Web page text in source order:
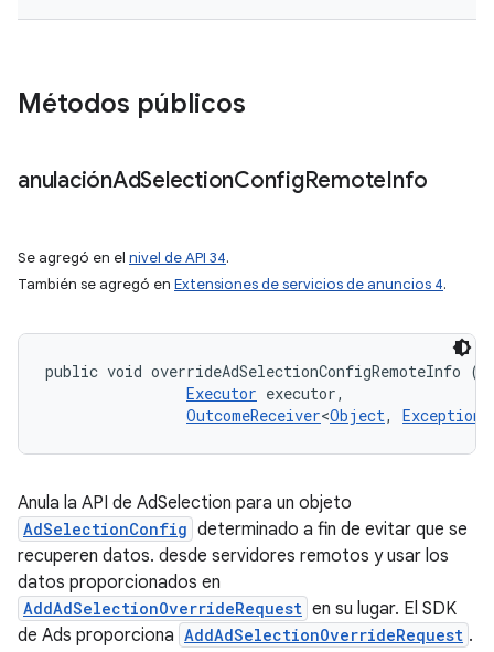
Métodos públicos
anulaciónAdSelectionConfigRemoteInfo
Se agregó en el nivel de API 34.
También se agregó en Extensiones de servicios de anuncios 4.
public void overrideAdSelectionConfigRemoteInfo (
Executor executor,
OutcomeReceiver<Object, Exception
Anula la API de AdSelection para un objeto
AdSelectionConfig determinado a fin de evitar que se
recuperen datos. desde servidores remotos y usar los
datos proporcionados en
AddAdSelectionOverrideRequest en su lugar. El SDK
de Ads proporciona AddAdSelectionOverrideRequest .